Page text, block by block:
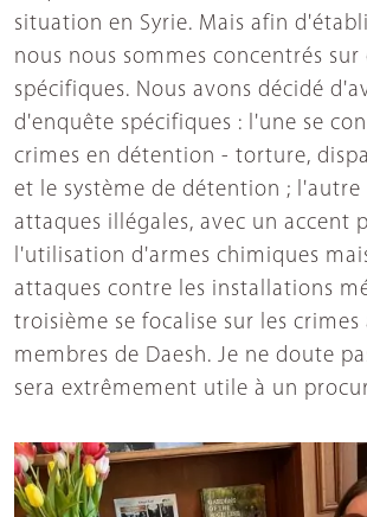
situation en Syrie. Mais afin
nous nous sommes concentrés sur
spécifiques. Nous avons décidé
d'enquête spécifiques : l'une se
crimes en détention - torture,
et le système de détention ; l'autre
attaques illégales, avec un accent
l'utilisation d'armes chimiques
attaques contre les installations
troisième se focalise sur les
membres de Daesh. Je ne doute
sera extrêmement utile à un